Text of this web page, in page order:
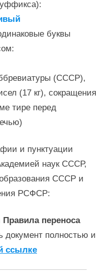
буквы
(СССР),
(17 кг), сокращения
тире перед
и пунктуации
наук СССР,
СССР и
РСФСР:
Правила переноса
документ полностью и
ссылке